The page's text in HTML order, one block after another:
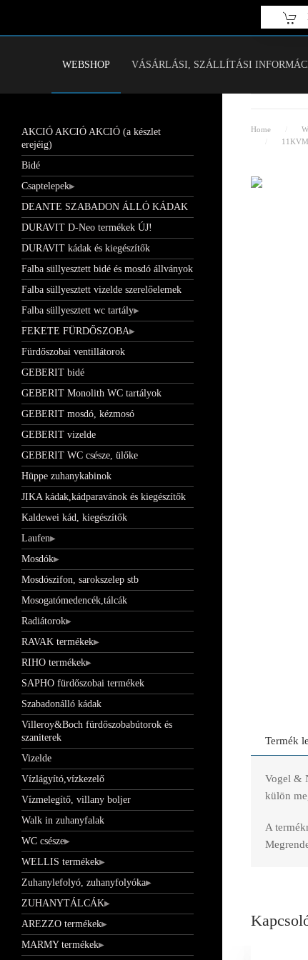
Fő tartalom átugrása
WEBSHOP VÁSÁRLÁSI, SZÁLLÍTÁSI
Home
Termék
Vogel &
külön
A
AKCIÓ AKCIÓ AKCIÓ (a készlet
erejéig)
Bidé
Csaptelepek
DEANTE SZABADON ÁLLÓ KÁDAK
DURAVIT D-Neo termékek ÚJ!
DURAVIT kádak és kiegészítők
Falba süllyesztett bidé és mosdó állványok
Falba süllyesztett vizelde szerelőelemek
Falba süllyesztett wc tartály
FEKETE FÜRDŐSZOBA
Fürdőszobai ventillátorok
GEBERIT bidé
GEBERIT Monolith WC tartályok
GEBERIT mosdó, kézmosó
GEBERIT vizelde
GEBERIT WC csésze, ülőke
Hüppe zuhanykabinok
JIKA kádak,kádparavánok és kiegészítők
Kaldewei kád, kiegészítők
Laufen
Mosdók
Mosdószifon, sarokszelep stb
Mosogatómedencék,tálcák
Radiátorok
RAVAK termékek
RIHO termékek
SAPHO fürdőszobai termékek
Szabadonálló kádak
Villeroy&Boch fürdőszobabútorok és
szaniterek
Vizelde
Vízlágyító,vízkezelő
Vízmelegítő, villany boljer
Walk in zuhanyfalak
WC csésze
WELLIS termékek
Zuhanylefolyó, zuhanyfolyóka
ZUHANYTÁLCÁK
AREZZO termékek
MARMY termékek